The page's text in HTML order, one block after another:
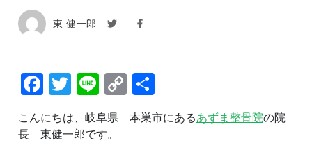
選
び
東 健一郎
Facebook
Twitter
LineCopy
Link
有
こんにちは、岐阜県 本巣市にあるあずま整骨院の院
長 東健一郎です。